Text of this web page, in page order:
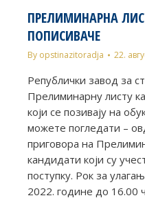
ПРЕЛИМИНАРНА
ПОПИСИВАЧЕ
By opstinazitoradja 22.
Републички завод за
Прелиминарну листу
који се позивају на
можете погледати –
приговора на
кандидати који су
поступку. Рок за
2022. године до 16.00